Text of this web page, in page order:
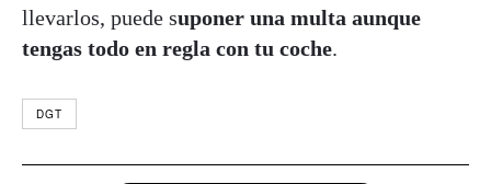
llevarlos, puede suponer una multa aunque
tengas todo en regla con tu coche.
DGT